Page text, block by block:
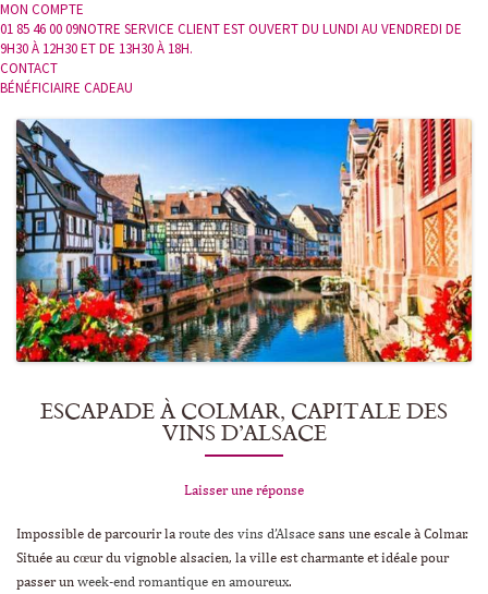
MON COMPTE
01 85 46 00 09NOTRE SERVICE CLIENT EST OUVERT DU LUNDI AU VENDREDI DE
9H30 À 12H30 ET DE 13H30 À 18H.
CONTACT
BÉNÉFICIAIRE CADEAU
ESCAPADE À COLMAR, CAPITALE DES
VINS D’ALSACE
Laisser une réponse
Impossible de parcourir la route des vins d’Alsace sans une escale à Colmar.
Située au cœur du vignoble alsacien, la ville est charmante et idéale pour
passer un week-end romantique en amoureux.